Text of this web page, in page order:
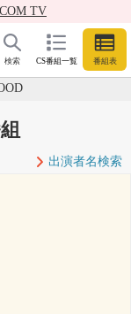
TV
CS番組一覧 番組表
検索
出演者名検索